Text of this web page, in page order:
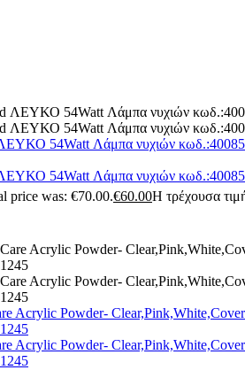
54Watt Λάμπα νυχιών
54Watt Λάμπα νυχιών
price was: €70.00.€60.00Η τρέχουσα
Acrylic Powder-
Acrylic Powder-